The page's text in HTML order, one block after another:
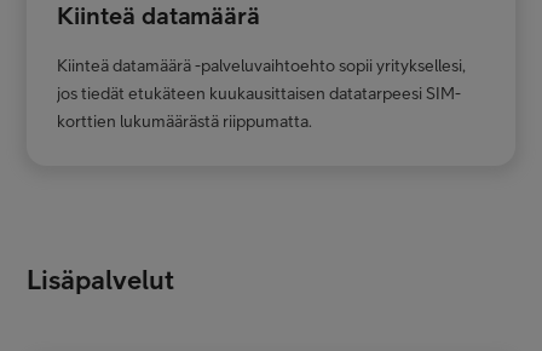
Kiinteä datamäärä
Kiinteä datamäärä -palveluvaihtoehto sopii yrityksellesi,
jos tiedät etukäteen kuukausittaisen datatarpeesi SIM-
korttien lukumäärästä riippumatta.
Lisäpalvelut